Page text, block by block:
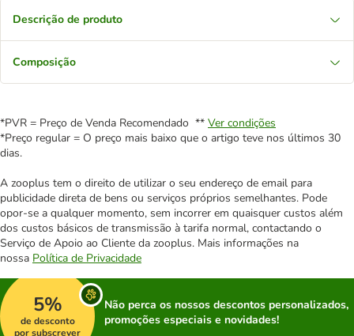
Descrição de produto
Composição
*PVR = Preço de Venda Recomendado ** Ver condições
*Preço regular = O preço mais baixo que o artigo teve nos últimos 30
dias.
A zooplus tem o direito de utilizar o seu endereço de email para
publicidade direta de bens ou serviços próprios semelhantes. Pode
opor-se a qualquer momento, sem incorrer em quaisquer custos além
dos custos básicos de transmissão à tarifa normal, contactando o
Serviço de Apoio ao Cliente da zooplus. Mais informações na
nossa Política de Privacidade
5%
de desconto
por subscrever
Não perca os nossos descontos personalizados,
promoções especiais e novidades!